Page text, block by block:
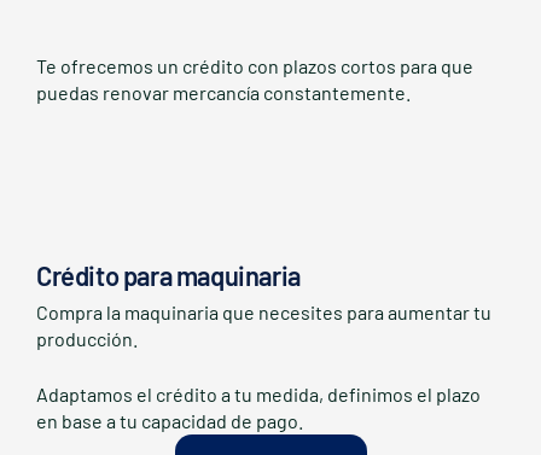
Te ofrecemos un crédito con plazos cortos para que
puedas renovar mercancía constantemente.
Crédito para maquinaria
Compra la maquinaria que necesites para aumentar tu
producción.
Adaptamos el crédito a tu medida, definimos el plazo
en base a tu capacidad de pago.